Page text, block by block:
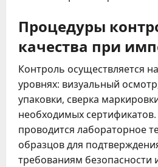
Процедуры
качества при
Контроль осуществляется
уровнях: визуальный
упаковки, сверка
необходимых сертификатов.
проводится лабораторное
образцов для
требованиям безопасности